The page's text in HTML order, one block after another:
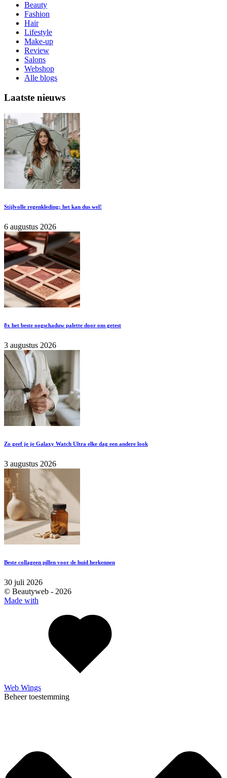
Beauty
Fashion
Hair
Lifestyle
Make-up
Review
Salons
Webshop
Alle blogs
Laatste nieuws
Stijlvolle regenkleding; het kan dus wel!
6 augustus 2026
8x het beste oogschaduw palette door ons getest
3 augustus 2026
Zo geef je je Galaxy Watch Ultra elke dag een andere look
3 augustus 2026
Beste collageen pillen voor de huid herkennen
30 juli 2026
© Beautyweb - 2026
Made with
Web Wings
Beheer toestemming